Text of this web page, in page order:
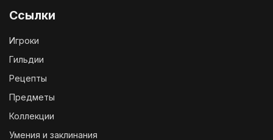
Ссылки
Игроки
Гильдии
Рецепты
Предметы
Коллекции
Умения и заклинания